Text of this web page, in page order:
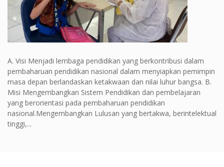
A. Visi Menjadi lembaga pendidikan yang berkontribusi dalam
pembaharuan pendidikan nasional dalam menyiapkan pemimpin
masa depan berlandaskan ketakwaan dan nilai luhur bangsa. B.
Misi Mengembangkan Sistem Pendidikan dan pembelajaran
yang berorientasi pada pembaharuan pendidikan
nasional.Mengembangkan Lulusan yang bertakwa, berintelektual
tinggi,...